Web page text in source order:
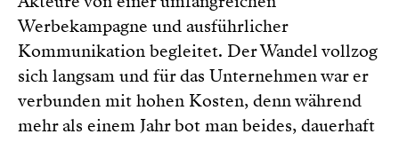
Werbekampagne und ausführlicher
Kommunikation begleitet. Der Wandel vollzog
sich langsam und für das Unternehmen war er
verbunden mit hohen Kosten, denn während
mehr als einem Jahr bot man beides, dauerhaft